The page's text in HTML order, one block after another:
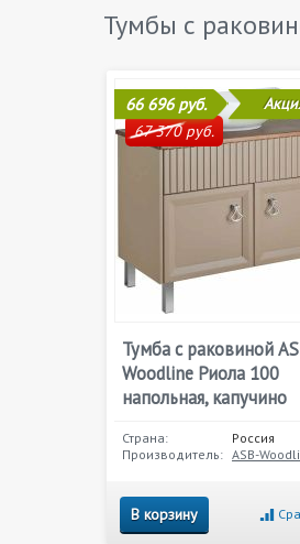
Тумбы с
66 696 руб.
67 370 руб.
Тумба с раковиной
Woodline Риола 100
напольная, капучино
Страна:
Россия
Производитель: ASB-
В корзину